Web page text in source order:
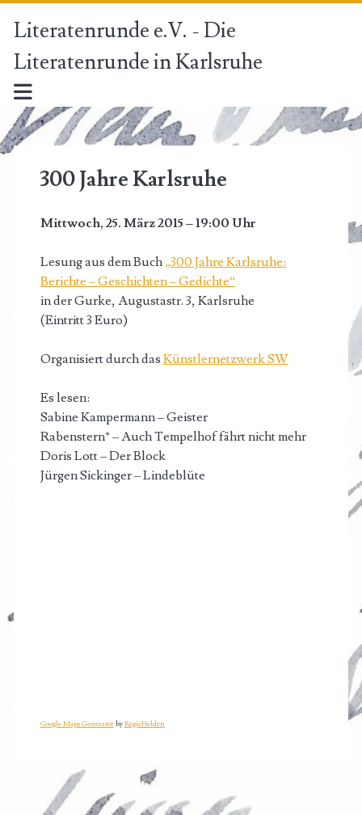
Literatenrunde e.V. - Die
Literatenrunde in Karlsruhe
300 Jahre Karlsruhe
Mittwoch, 25. März 2015 – 19:00 Uhr
Lesung aus dem Buch „300 Jahre Karlsruhe:
Berichte – Geschichten – Gedichte“
in der Gurke, Augustastr. 3, Karlsruhe
(Eintritt 3 Euro)
Organisiert durch das Künstlernetzwerk SW
Es lesen:
Sabine Kampermann – Geister
Rabenstern* – Auch Tempelhof fährt nicht mehr
Doris Lott – Der Block
Jürgen Sickinger – Lindeblüte
Google Maps GeneratorbyRegioHelden